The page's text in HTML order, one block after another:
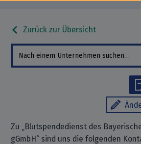
Zurück zur Übersicht
Zu „Blutspendedienst des
gGmbH“ sind uns die folgenden